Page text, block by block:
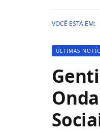
VOCÊ ESTÁ EM:
ÚLTIMAS